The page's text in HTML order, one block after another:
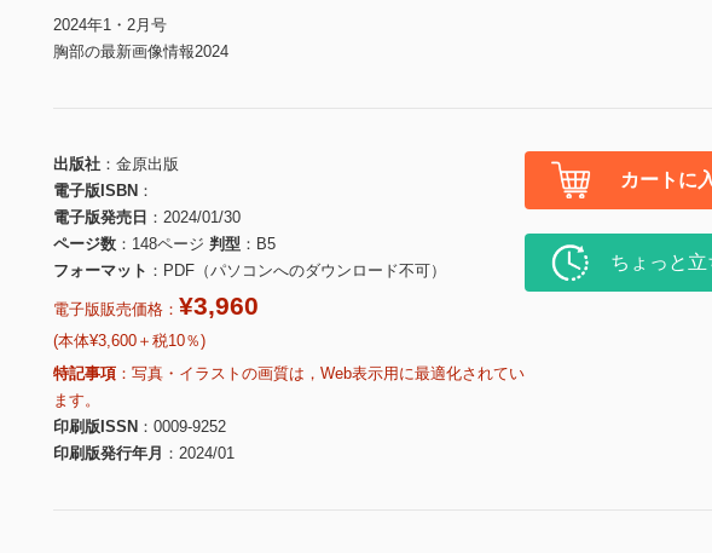
2024年1・2月号
胸部の最新画像情報2024
出版社
金原出版
電子版ISBN
電子版発売日
2024/01/30
ページ数
148ページ 判型
B5
フォーマット
PDF（パソコンへのダウンロード不可）
電子版販売価格： ¥3,960
(本体¥3,600＋税10％)
特記事項
写真・イラストの画質は，Web表示用に最適化されてい
ます。
印刷版ISSN
0009-9252
印刷版発行年月
2024/01
カートに
ちょっと立